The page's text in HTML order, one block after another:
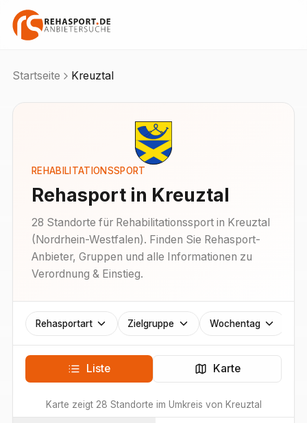
Startseite Kreuztal
REHABILITATIONSSPORT
Rehasport in Kreuztal
28 Standorte für Rehabilitationssport in Kreuztal
(Nordrhein-Westfalen). Finden Sie Rehasport-
Anbieter, Gruppen und alle Informationen zu
Verordnung & Einstieg.
Rehasportart Zielgruppe Wochentag
Liste Karte
Karte zeigt 28 Standorte im Umkreis von Kreuztal